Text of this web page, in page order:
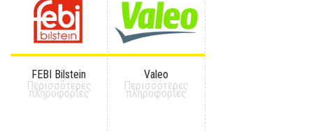
FEBI Bilstein
Περισσότερες
πληροφορίες
Valeo
Περισσότερες
πληροφορίες